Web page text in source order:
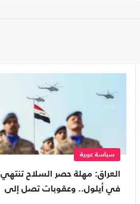
سياسة عربية
العراق: مهلة حصر السلاح تنتهي
في أيلول.. وعقوبات تصل إلى